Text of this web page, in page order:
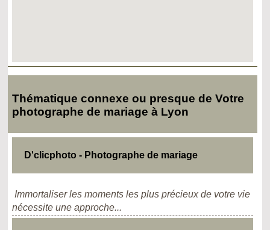
Thématique connexe ou presque de Votre
photographe de mariage à Lyon
D'clicphoto - Photographe de mariage
Immortaliser les moments les plus précieux de votre vie
nécessite une approche...